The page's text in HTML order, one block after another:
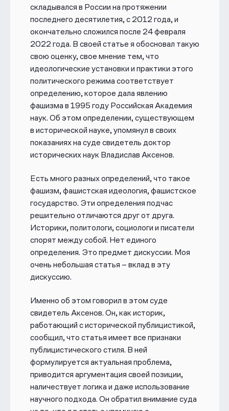
складывался в России на протяжении
последнего десятилетия, с 2012 года, и
окончательно сложился после 24 февраля
2022 года. В своей статье я обосновал такую
свою оценку, свое мнение тем, что
идеологические установки и практики этого
политического режима соответствует
определению, которое дала явлению
фашизма в 1995 году Российская Академия
наук. Об этом определении, существующем
в исторической науке, упомянул в своих
показаниях на суде свидетель доктор
исторических наук Владислав Аксенов.
Есть много разных определений, что такое
фашизм, фашистская идеология, фашистское
государство. Эти определения подчас
решительно отличаются друг от друга.
Историки, политологи, социологи и писатели
спорят между собой. Нет единого
определения. Это предмет дискуссии. Моя
очень небольшая статья – вклад в эту
дискуссию.
Именно об этом говорил в этом суде
свидетель Аксенов. Он, как историк,
работающий с исторической публицистикой,
сообщил, что статья имеет все признаки
публицистического стиля. В ней
формулируется актуальная проблема,
приводится аргументация своей позиции,
наличествует логика и даже использование
научного подхода. Он обратил внимание суда